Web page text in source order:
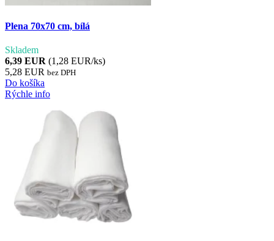
Plena 70x70 cm, bílá
Skladem
6,39 EUR (1,28 EUR/ks)
5,28 EUR bez DPH
Do košíka
Rýchle info